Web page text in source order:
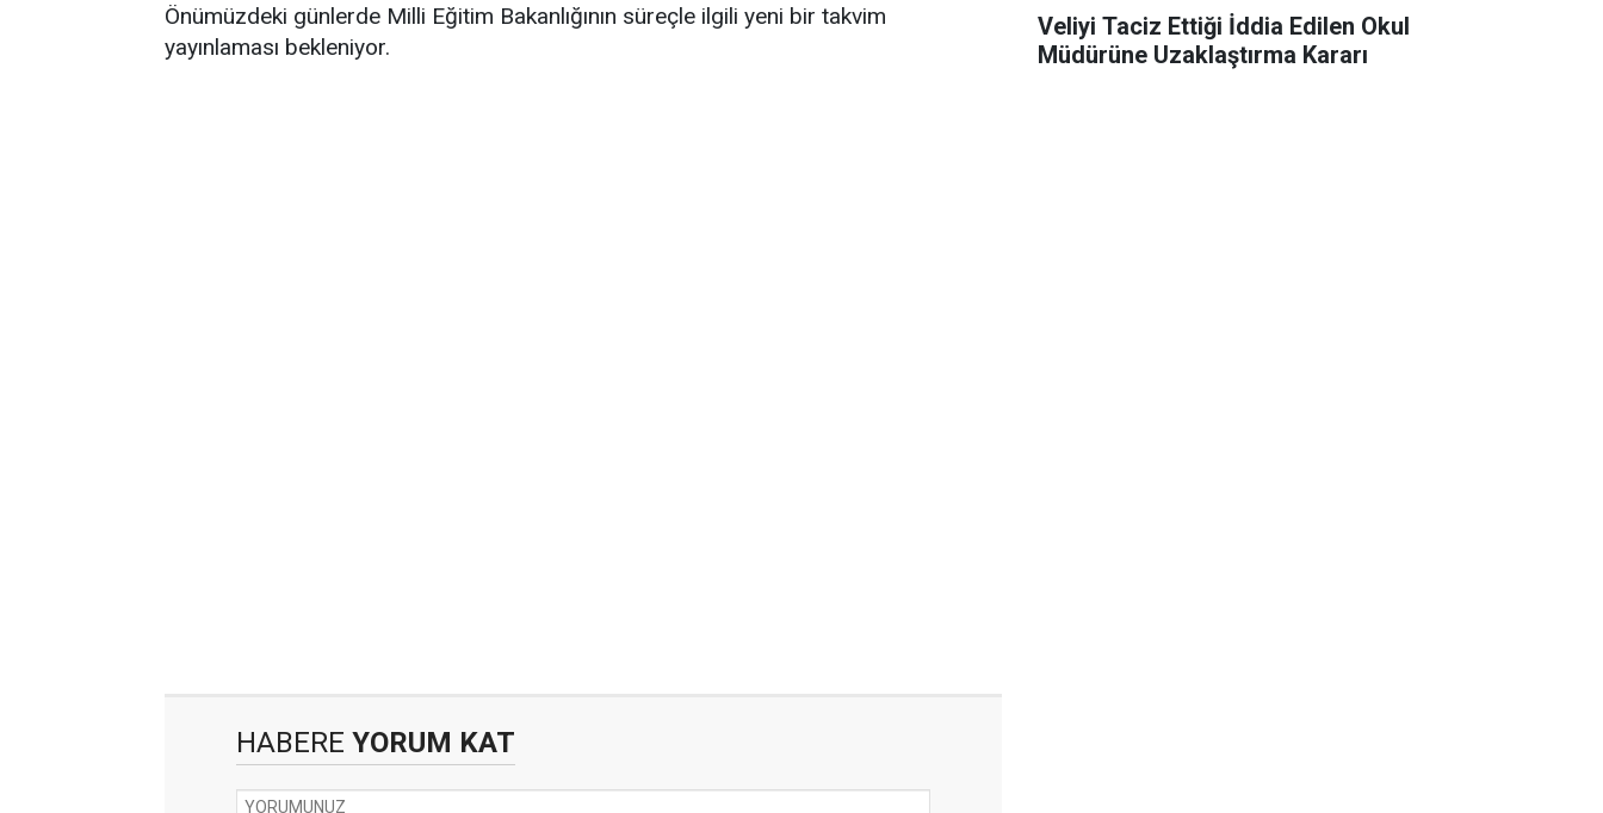
Önümüzdeki günlerde Milli Eğitim Bakanlığının süreçle ilgili yeni bir takvim
yayınlaması bekleniyor.
HABERE YORUM KAT
Veliyi Taciz Ettiği İddia Edilen Okul
Müdürüne Uzaklaştırma Kararı